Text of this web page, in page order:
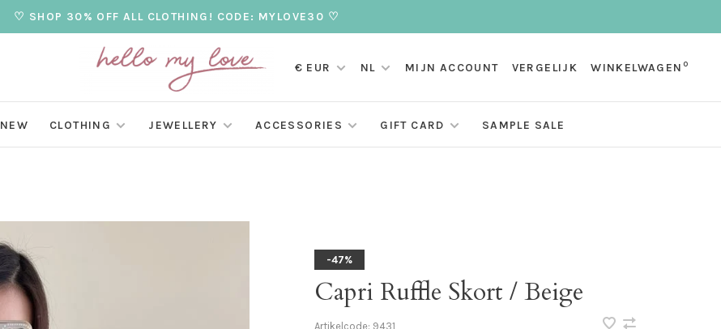
♡ SHOP 30% OFF ALL CLOTHING! CODE: MYLOVE30 ♡
€ EUR NL MIJN ACCOUNT VERGELIJK WINKELWAGEN 0
NEW CLOTHING JEWELLERY ACCESSORIES GIFT CARD SAMPLE SALE
-47%
Capri Ruffle Skort / Beige
Artikelcode: 9431